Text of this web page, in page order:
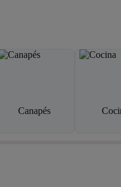
Canapés